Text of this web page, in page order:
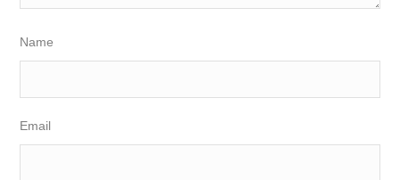
Name
Email